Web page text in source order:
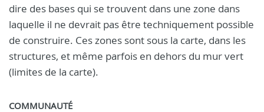
dire des bases qui se trouvent dans une zone dans
laquelle il ne devrait pas être techniquement possible
de construire. Ces zones sont sous la carte, dans les
structures, et même parfois en dehors du mur vert
(limites de la carte).
COMMUNAUTÉ